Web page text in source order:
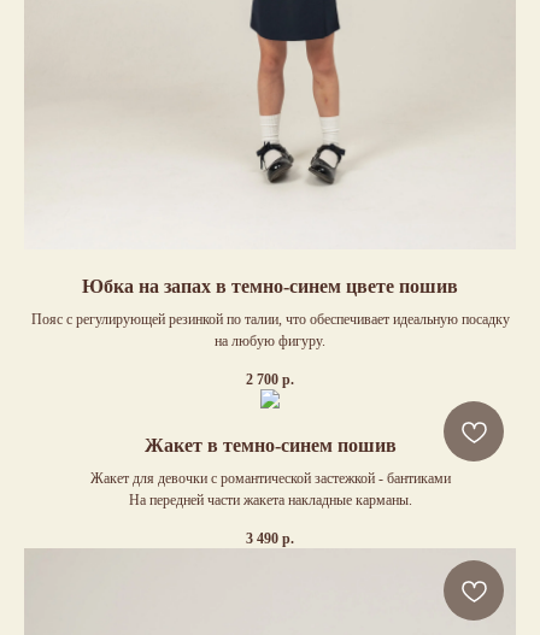
Юбка на запах в темно-синем цвете пошив
Пояс с регулирующей резинкой по талии, что обеспечивает идеальную посадку
на любую фигуру.
2 700 р.
Жакет в темно-синем пошив
Жакет для девочки с романтической застежкой - бантиками
На передней части жакета накладные карманы.
3 490 р.